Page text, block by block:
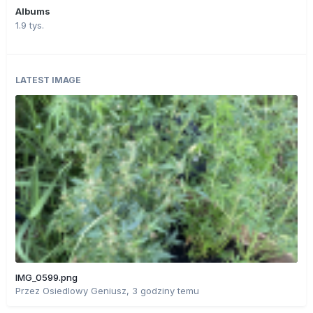
Albums
1.9 tys.
LATEST IMAGE
IMG_0599.png
Przez Osiedlowy Geniusz, 3 godziny temu